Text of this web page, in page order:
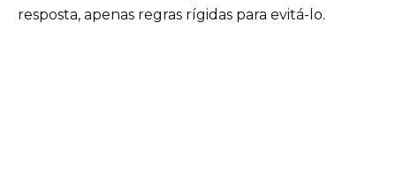
resposta, apenas regras rígidas para evitá-lo.